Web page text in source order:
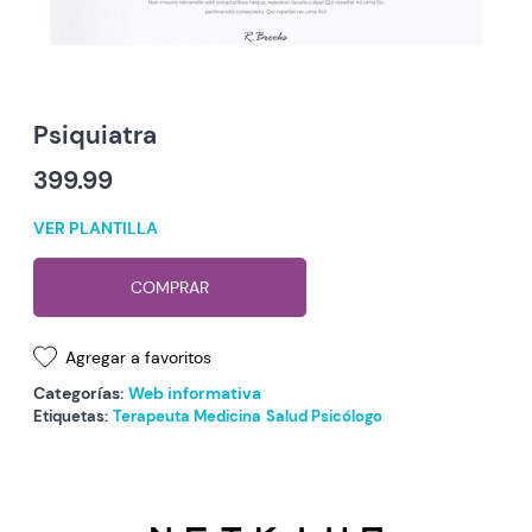
Psiquiatra
399.99
VER PLANTILLA
COMPRAR
Agregar a favoritos
Categorías: Web informativa
Etiquetas: Terapeuta Medicina Salud Psicólogo